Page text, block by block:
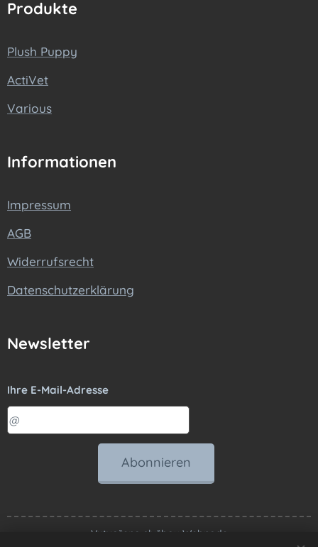
Produkte
Plush Puppy
ActiVet
Various
Informationen
Impressum
AGB
Widerrufsrecht
Datenschutzerklärung
Newsletter
Ihre E-Mail-Adresse
Abonnieren
Vytvořeno službou Webnode